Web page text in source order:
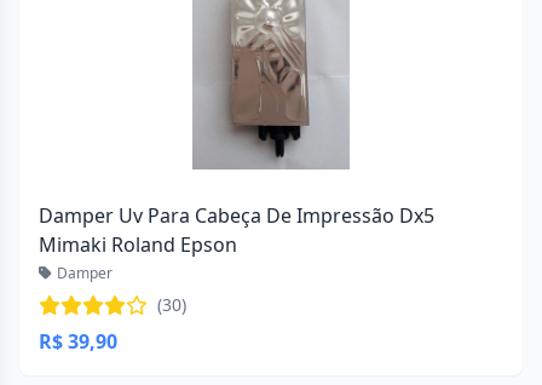
Damper Uv Para Cabeça De Impressão Dx5
Mimaki Roland Epson
Damper
(30)
R$ 39,90